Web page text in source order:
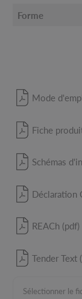
Forme
Mode
Fiche
Schémas
Déclaration
REACh (pdf)
Tender Text